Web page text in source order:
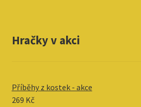
Hračky v akci
Příběhy z kostek - akce
269 Kč